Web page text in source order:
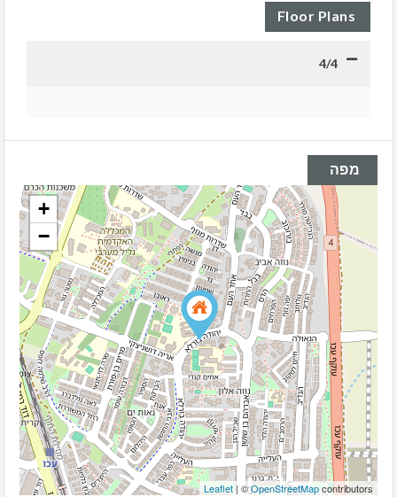
Floor Plans
4/4
מפה
+
−
Leaflet | ©OpenStreetMapcontributors